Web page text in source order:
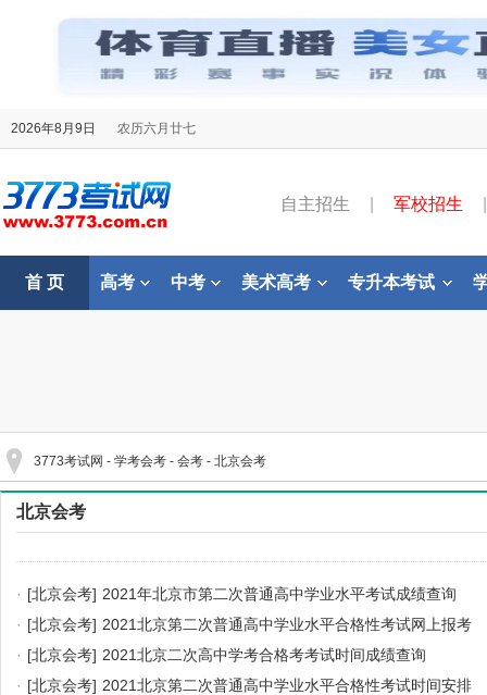
2026年8月9日 农历六月廿七
自主招生 军校招生
首 页 高考 中考 美术高考 专升本考试
3773考试网 - 学考会考 - 会考 - 北京会考
北京会考
· [北京会考] 2021年北京市第二次普通高中学业水平考试成绩查询
· [北京会考] 2021北京第二次普通高中学业水平合格性考试网上报考
· [北京会考] 2021北京二次高中学考合格考考试时间成绩查询
· [北京会考] 2021北京第二次普通高中学业水平合格性考试时间安排